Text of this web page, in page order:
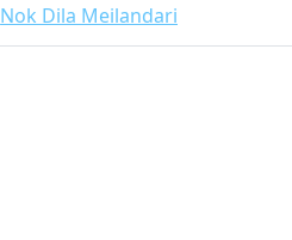
Nok Dila Meilandari